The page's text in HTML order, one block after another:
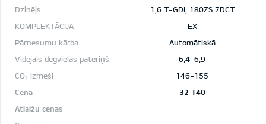
1,6 T-GDI, 180ZS 7DCT
EX
Automātiskā
6,4-6,9
146-155
32 140